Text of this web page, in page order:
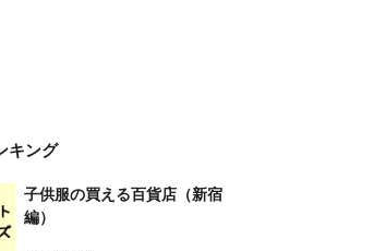
キング
子供服の買える百貨店（新宿
編）